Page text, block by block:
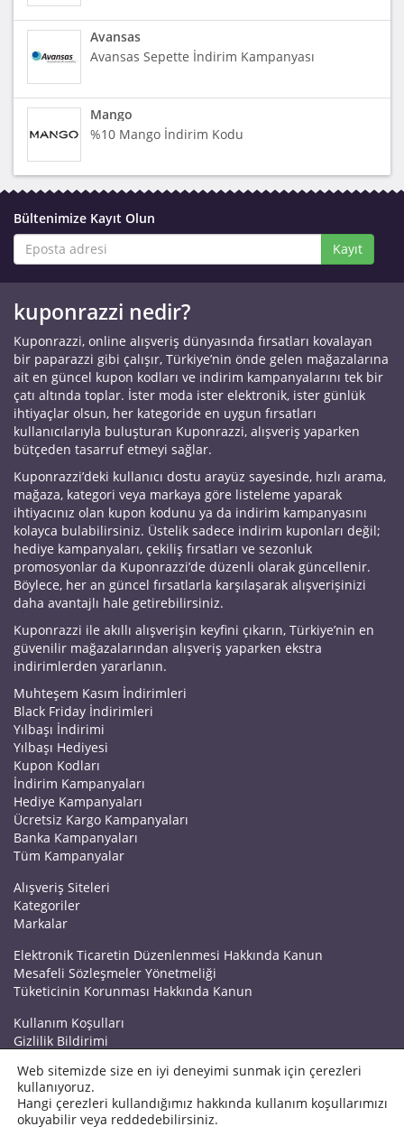
Avansas
Avansas Sepette İndirim Kampanyası
Mango
%10 Mango İndirim Kodu
Bültenimize Kayıt Olun
Kayıt
kuponrazzi nedir?
Kuponrazzi, online alışveriş dünyasında fırsatları kovalayan
bir paparazzi gibi çalışır, Türkiye’nin önde gelen mağazalarına
ait en güncel kupon kodları ve indirim kampanyalarını tek bir
çatı altında toplar. İster moda ister elektronik, ister günlük
ihtiyaçlar olsun, her kategoride en uygun fırsatları
kullanıcılarıyla buluşturan Kuponrazzi, alışveriş yaparken
bütçeden tasarruf etmeyi sağlar.
Kuponrazzi’deki kullanıcı dostu arayüz sayesinde, hızlı arama,
mağaza, kategori veya markaya göre listeleme yaparak
ihtiyacınız olan kupon kodunu ya da indirim kampanyasını
kolayca bulabilirsiniz. Üstelik sadece indirim kuponları değil;
hediye kampanyaları, çekiliş fırsatları ve sezonluk
promosyonlar da Kuponrazzi’de düzenli olarak güncellenir.
Böylece, her an güncel fırsatlarla karşılaşarak alışverişinizi
daha avantajlı hale getirebilirsiniz.
Kuponrazzi ile akıllı alışverişin keyfini çıkarın, Türkiye’nin en
güvenilir mağazalarından alışveriş yaparken ekstra
indirimlerden yararlanın.
Muhteşem Kasım İndirimleri
Black Friday İndirimleri
Yılbaşı İndirimi
Yılbaşı Hediyesi
Kupon Kodları
İndirim Kampanyaları
Hediye Kampanyaları
Ücretsiz Kargo Kampanyaları
Banka Kampanyaları
Tüm Kampanyalar
Alışveriş Siteleri
Kategoriler
Markalar
Elektronik Ticaretin Düzenlenmesi Hakkında Kanun
Mesafeli Sözleşmeler Yönetmeliği
Tüketicinin Korunması Hakkında Kanun
Kullanım Koşulları
Gizlilik Bildirimi
Kuponrazzi Blog
Mağaza Ekle
İletişim
Web sitemizde size en iyi deneyimi sunmak için çerezleri
kullanıyoruz.
Hangi çerezleri kullandığımız hakkında kullanım koşullarımızı
okuyabilir veya reddedebilirsiniz.